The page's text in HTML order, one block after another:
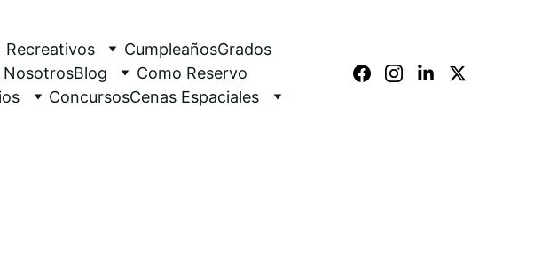
Recreativos CumpleañosGrados
NosotrosBlog
Como Reservo
ConcursosCenas Espaciales